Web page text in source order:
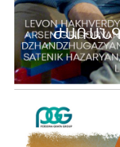
Ավելին …